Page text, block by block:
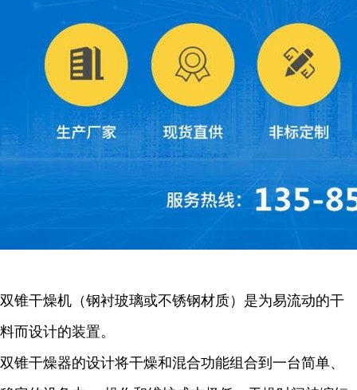
双锥干燥机（钢衬玻璃或不锈钢材质）是为易流动的干
料而设计的装置。
双锥干燥器的设计将干燥和混合功能组合到一台简单、